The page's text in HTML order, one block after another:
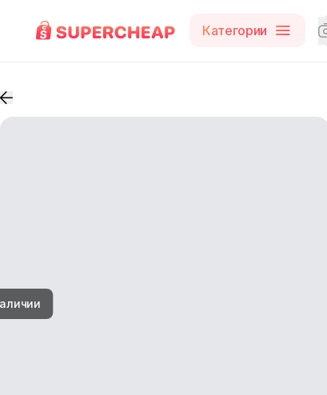
Категории